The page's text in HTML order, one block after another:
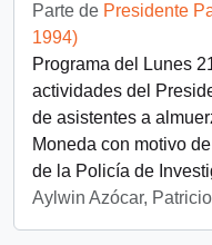
Parte de Presidente
1994)
Programa del Lunes
actividades del
de asistentes a
Moneda con motivo
de la Policía de
Aylwin Azócar,